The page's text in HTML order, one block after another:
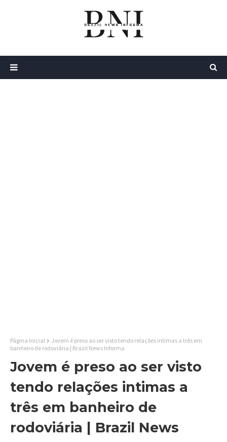
Página inicial
Jovem é preso ao ser visto tendo relações intimas a três em
banheiro de rodoviária | Brazil News Informa
Jovem é preso ao ser visto
tendo relações intimas a
três em banheiro de
rodoviária | Brazil News